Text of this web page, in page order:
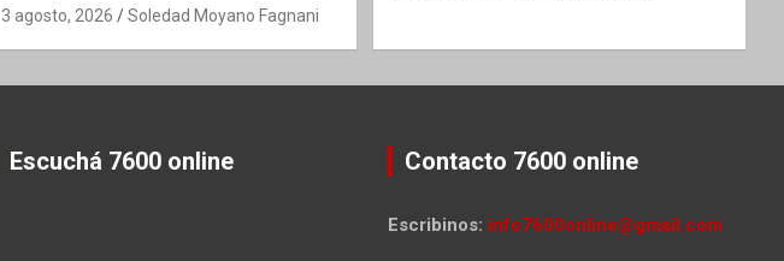
3 agosto, 2026 Soledad Moyano Fagnani
Escuchá 7600 online Contacto 7600 online
Escribinos: info7600online@gmail.com